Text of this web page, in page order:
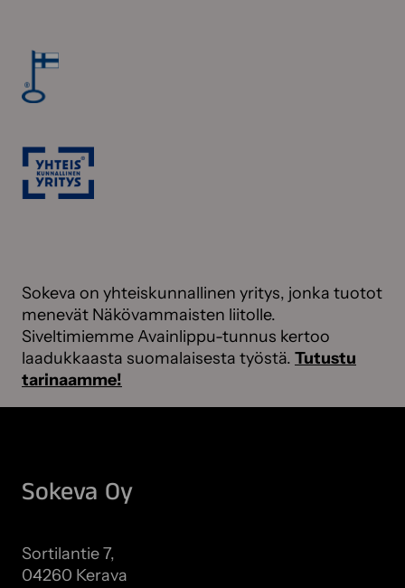
Sokeva on yhteiskunnallinen yritys, jonka tuotot
menevät Näkövammaisten liitolle.
Siveltimiemme Avainlippu-tunnus kertoo
laadukkaasta suomalaisesta työstä. Tutustu
tarinaamme!
Sokeva Oy
Sortilantie 7,
04260 Kerava